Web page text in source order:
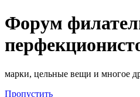
Форум
марки, цельные вещи и многое
Пропустить